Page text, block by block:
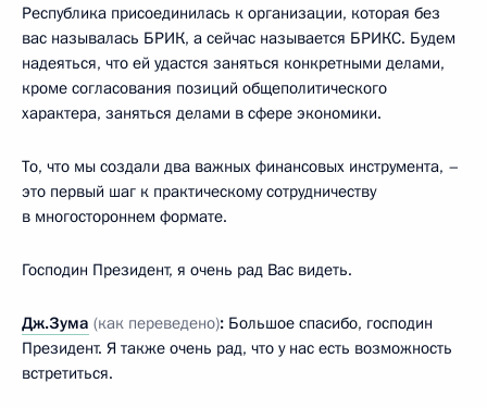
Республика присоединилась к организации, которая без
вас называлась БРИК, а сейчас называется БРИКС. Будем
надеяться, что ей удастся заняться конкретными делами,
кроме согласования позиций общеполитического
характера, заняться делами в сфере экономики.
То, что мы создали два важных финансовых инструмента, –
это первый шаг к практическому сотрудничеству
в многостороннем формате.
Господин Президент, я очень рад Вас видеть.
Дж.Зума (как переведено): Большое спасибо, господин
Президент. Я также очень рад, что у нас есть возможность
встретиться.